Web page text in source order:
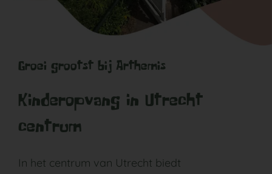
Groei grootst bij Arthemis
Kinderopvang in Utrecht
centrum
In het centrum van Utrecht biedt